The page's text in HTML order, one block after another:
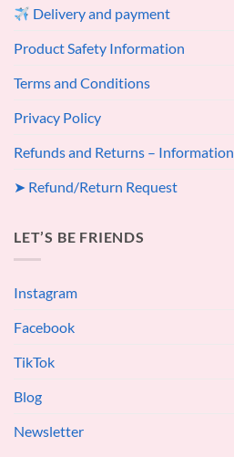
Delivery and payment
Product Safety Information
Terms and Conditions
Privacy Policy
Refunds and Returns – Information
➤ Refund/Return Request
LET’S BE FRIENDS
Instagram
Facebook
TikTok
Blog
Newsletter